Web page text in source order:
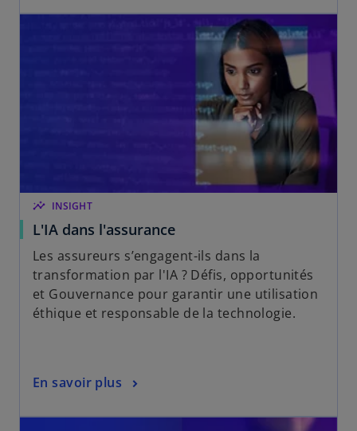
insights INSIGHT
L'IA dans l'assurance
Les assureurs s’engagent-ils dans la
transformation par l'IA ? Défis, opportunités
et Gouvernance pour garantir une utilisation
éthique et responsable de la technologie.
En savoir plus